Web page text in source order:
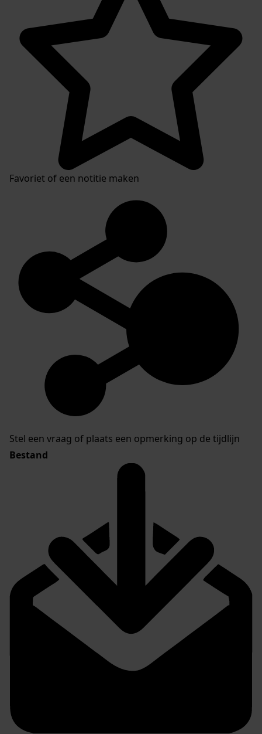
Favoriet of een notitie maken
Stel een vraag of plaats een opmerking op de tijdlijn
Bestand